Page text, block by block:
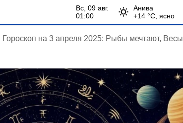
вс, 09 авг.
01:00
Анива
+14 °С, ясно
Гороскоп на 3 апреля 2025: Рыбы мечтают, Весы